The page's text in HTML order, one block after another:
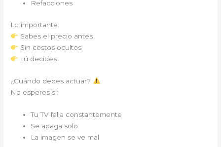
Refacciones
Lo importante:
Sabes el precio antes
Sin costos ocultos
Tú decides
¿Cuándo debes actuar?
No esperes si:
Tu TV falla constantemente
Se apaga solo
La imagen se ve mal